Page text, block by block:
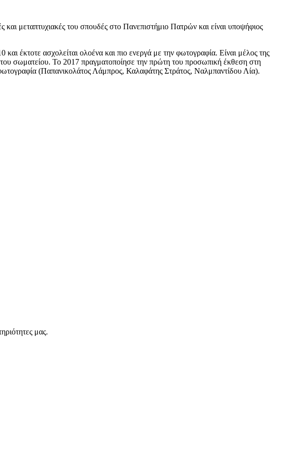
μεταπτυχιακές του σπουδές στο Πανεπιστήμιο Πατρών και είναι υποψήφιος
έκτοτε ασχολείται ολοένα και πιο ενεργά με την φωτογραφία. Είναι μέλος της
σωματείου. Το 2017 πραγματοποίησε την πρώτη του προσωπική έκθεση στη
(Παπανικολάτος Λάμπρος, Καλαφάτης Στράτος, Ναλμπαντίδου Λία).
μας.